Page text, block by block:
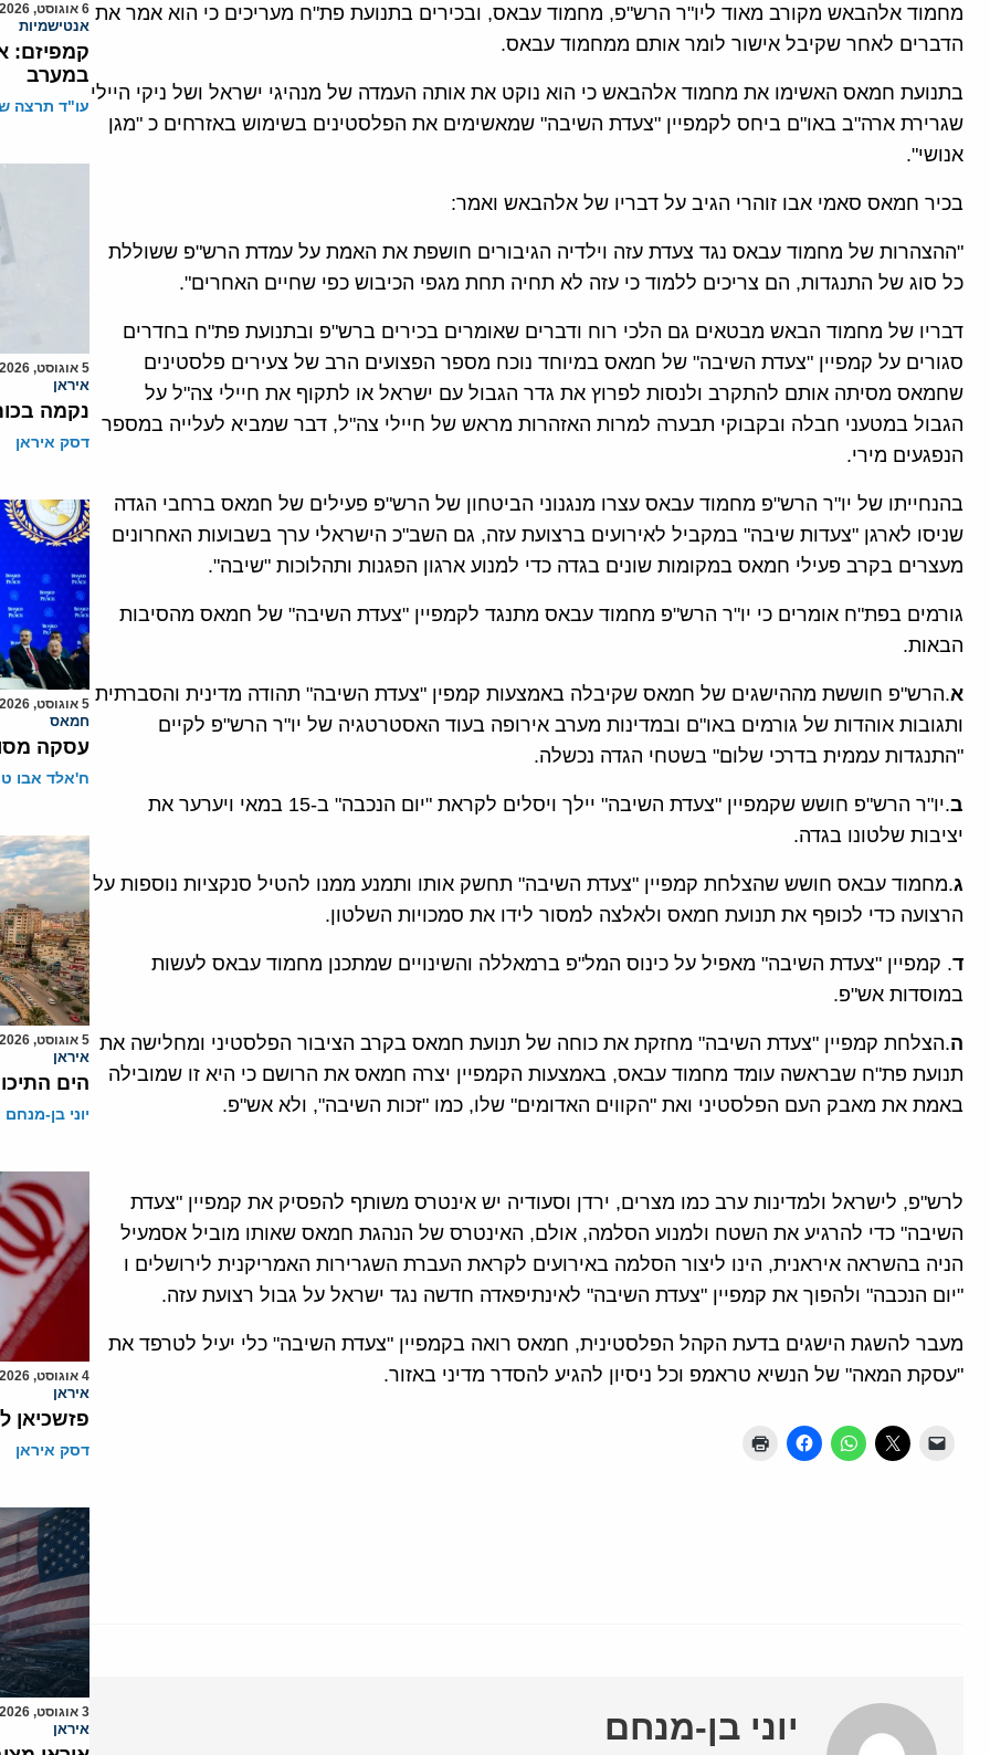
מחמוד אלהבאש מקורב מאוד ליו"ר הרש"פ, מחמוד עבאס, ובכירים בתנועת פת"ח מעריכים כי הוא אמר את
הדברים לאחר שקיבל אישור לומר אותם ממחמוד עבאס.
בתנועת חמאס האשימו את מחמוד אלהבאש כי הוא נוקט את אותה העמדה של מנהיגי ישראל ושל ניקי היילי
שגרירת ארה"ב באו"ם ביחס לקמפיין "צעדת השיבה" שמאשימים את הפלסטינים בשימוש באזרחים כ "מגן
אנושי".
בכיר חמאס סאמי אבו זוהרי הגיב על דבריו של אלהבאש ואמר:
"ההצהרות של מחמוד עבאס נגד צעדת עזה וילדיה הגיבורים חושפת את האמת על עמדת הרש"פ ששוללת
כל סוג של התנגדות, הם צריכים ללמוד כי עזה לא תחיה תחת מגפי הכיבוש כפי שחיים האחרים".
דבריו של מחמוד הבאש מבטאים גם הלכי רוח ודברים שאומרים בכירים ברש"פ ובתנועת פת"ח בחדרים
סגורים על קמפיין "צעדת השיבה" של חמאס במיוחד נוכח מספר הפצועים הרב של צעירים פלסטינים
שחמאס מסיתה אותם להתקרב ולנסות לפרוץ את גדר הגבול עם ישראל או לתקוף את חיילי צה"ל על
הגבול במטעני חבלה ובקבוקי תבערה למרות האזהרות מראש של חיילי צה"ל, דבר שמביא לעלייה במספר
הנפגעים מירי.
בהנחייתו של יו"ר הרש"פ מחמוד עבאס עצרו מנגנוני הביטחון של הרש"פ פעילים של חמאס ברחבי הגדה
שניסו לארגן "צעדות שיבה" במקביל לאירועים ברצועת עזה, גם השב"כ הישראלי ערך בשבועות האחרונים
מעצרים בקרב פעילי חמאס במקומות שונים בגדה כדי למנוע ארגון הפגנות ותהלוכות "שיבה".
גורמים בפת"ח אומרים כי יו"ר הרש"פ מחמוד עבאס מתנגד לקמפיין "צעדת השיבה" של חמאס מהסיבות
הבאות.
א.הרש"פ חוששת מההישגים של חמאס שקיבלה באמצעות קמפין "צעדת השיבה" תהודה מדינית והסברתית
ותגובות אוהדות של גורמים באו"ם ובמדינות מערב אירופה בעוד האסטרטגיה של יו"ר הרש"פ לקיים
"התנגדות עממית בדרכי שלום" בשטחי הגדה נכשלה.
ב
.יו"ר הרש"פ חושש שקמפיין "צעדת השיבה" יילך ויסלים לקראת "יום הנכבה" ב-15 במאי ויערער את
יציבות שלטונו בגדה.
ג.מחמוד עבאס חושש שהצלחת קמפיין "צעדת השיבה" תחשק אותו ותמנע ממנו להטיל סנקציות נוספות על
הרצועה כדי לכופף את תנועת חמאס ולאלצה למסור לידו את סמכויות השלטון.
ד. קמפיין "צעדת השיבה" מאפיל על כינוס המל"פ ברמאללה והשינויים שמתכנן מחמוד עבאס לעשות
במוסדות אש"פ.
ה.הצלחת קמפיין "צעדת השיבה" מחזקת את כוחה של תנועת חמאס בקרב הציבור הפלסטיני ומחלישה את
תנועת פת"ח שבראשה עומד מחמוד עבאס, באמצעות הקמפיין יצרה חמאס את הרושם כי היא זו שמובילה
באמת את מאבק העם הפלסטיני ואת "הקווים האדומים" שלו, כמו "זכות השיבה", ולא אש"פ.
לרש"פ, לישראל ולמדינות ערב כמו מצרים, ירדן וסעודיה יש אינטרס משותף להפסיק את קמפיין "צעדת
השיבה" כדי להרגיע את השטח ולמנוע הסלמה, אולם, האינטרס של הנהגת חמאס שאותו מוביל אסמעיל
הניה בהשראה איראנית, הינו ליצור הסלמה באירועים לקראת העברת השגרירות האמריקנית לירושלים ו
"יום הנכבה" ולהפוך את קמפיין "צעדת השיבה" לאינתיפאדה חדשה נגד ישראל על גבול רצועת עזה.
מעבר להשגת הישגים בדעת הקהל הפלסטינית, חמאס רואה בקמפיין "צעדת השיבה" כלי יעיל לטרפד את
"עסקת המאה" של הנשיא טראמפ וכל ניסיון להגיע להסדר מדיני באזור.
יוני בן-מנחם
6 אוגוסט, 2026
אנטישמיות
קמפיזם:
במערב
עו"ד תרצה
5 אוגוסט, 2026
איראן
נקמה
דסק איראן
5 אוגוסט, 2026
חמאס
עסקה
ח'אלד אבו
5 אוגוסט, 2026
איראן
הים
יוני בן-מנחם
4 אוגוסט, 2026
איראן
פזשכיאן
דסק איראן
3 אוגוסט, 2026
איראן